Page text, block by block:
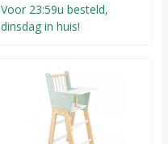
Voor 23:59u besteld,
dinsdag in huis!